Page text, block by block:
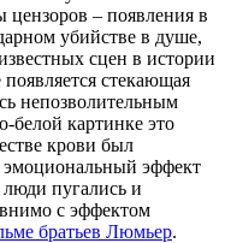
цензоров – появления в
убийстве в душе,
сцен в истории
стекающая
непозволительным
белой картинке это
крови был
эффект
люди пугались и
с эффектом
братьев Люмьер.